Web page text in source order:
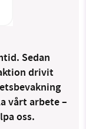
Sedan
drivit
vårt arbete –
oss.